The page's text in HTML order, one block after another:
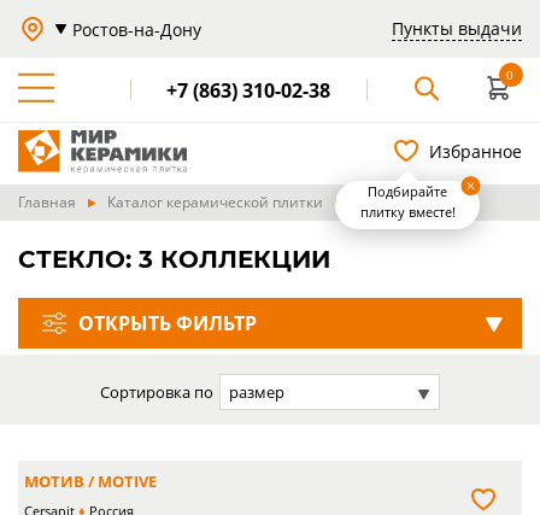
Ростов-на-Дону Пункты выдачи
+7 (863) 310-02-38
0
Избранное
Подбирайте
плитку вместе!
Главная Каталог керамической плитки Стекло
СТЕКЛО: 3 КОЛЛЕКЦИИ
ОТКРЫТЬ ФИЛЬТР
Сортировка по размер
МОТИВ / MOTIVE
Cersanit Россия